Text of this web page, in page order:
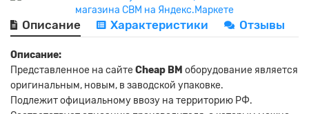
Описание Характеристики Отзывы
Описание:
Представленное на сайтеCheap BM оборудование является
оригинальным, новым, в заводской упаковке.
Подлежит официальному ввозу на территорию РФ.